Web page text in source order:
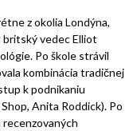
z okolia Londýna,
britský vedec Elliot
Po škole strávil
kombinácia tradičnej
k podnikaniu
Anita Roddick). Po